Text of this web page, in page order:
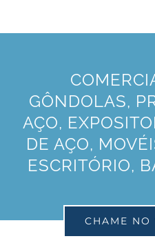
GÔNDOLAS,
AÇO,
DE AÇO,
ESCRITÓRIO,
CHAME NO